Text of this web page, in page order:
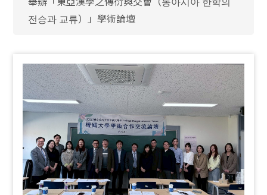
전승과 교류）」學術論壇